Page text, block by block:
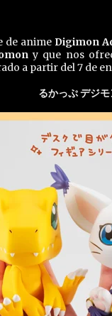
de anime Digimon
y que nos
a partir del 7 de
るかっぷ デジ